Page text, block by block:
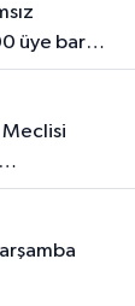
üye barajı